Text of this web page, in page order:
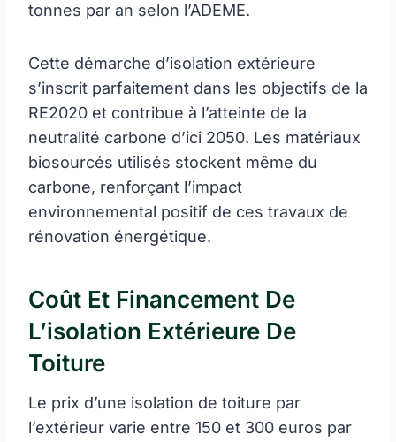
tonnes par an selon l’ADEME.
Cette démarche d’isolation extérieure
s’inscrit parfaitement dans les objectifs de la
RE2020 et contribue à l’atteinte de la
neutralité carbone d’ici 2050. Les matériaux
biosourcés utilisés stockent même du
carbone, renforçant l’impact
environnemental positif de ces travaux de
rénovation énergétique.
Coût Et Financement De
L’isolation Extérieure De
Toiture
Le prix d’une isolation de toiture par
l’extérieur varie entre 150 et 300 euros par